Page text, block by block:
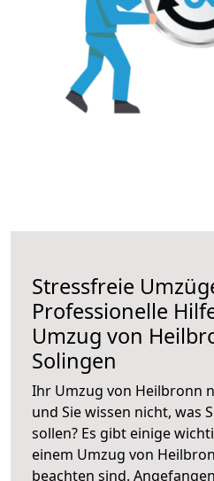
Stressfreie
Professionelle
Umzug von
Solingen
Ihr Umzug von Heilbronn
und Sie wissen nicht, was
sollen? Es gibt einige
einem Umzug von
beachten sind.